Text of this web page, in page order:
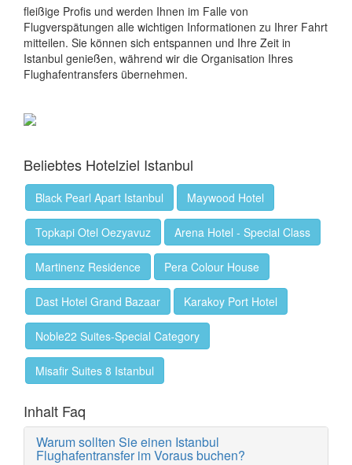
fleißige Profis und werden Ihnen im Falle von
Flugverspätungen alle wichtigen Informationen zu Ihrer Fahrt
mitteilen. Sie können sich entspannen und Ihre Zeit in
Istanbul genießen, während wir die Organisation Ihres
Flughafentransfers übernehmen.
Beliebtes Hotelziel Istanbul
Black Pearl Apart Istanbul Maywood Hotel
Topkapi Otel Oezyavuz Arena Hotel - Special Class
Martinenz Residence Pera Colour House
Dast Hotel Grand Bazaar Karakoy Port Hotel
Noble22 Suites-Special Category
Misafir Suites 8 Istanbul
Inhalt Faq
Warum sollten Sie einen Istanbul
Flughafentransfer im Voraus buchen?